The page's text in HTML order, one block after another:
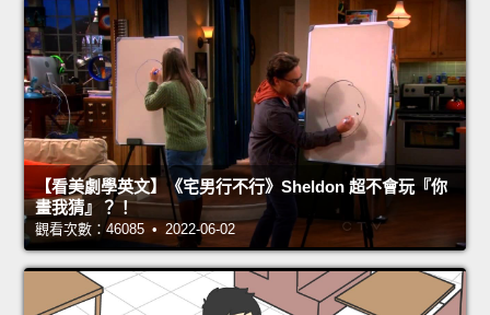
【看美劇學英文】《宅男行不行》Sheldon 超不會玩『你
畫我猜』？！
觀看次數：46085 • 2022-06-02